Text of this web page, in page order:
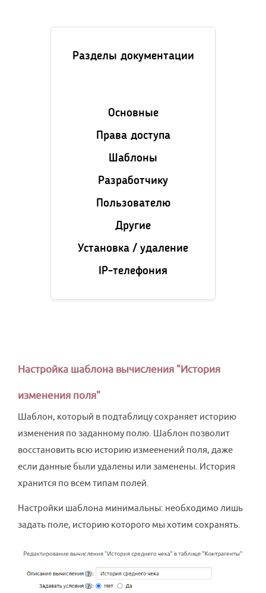
Разделы документации
Основные
Права доступа
Шаблоны
Разработчику
Пользователю
Другие
Установка / удаление
IP-телефония
Настройка шаблона вычисления "История
изменения поля"
Шаблон, который в подтаблицу сохраняет историю
изменения по заданному полю. Шаблон позволит
восстановить всю историю измеенений поля, даже
если данные были удалены или заменены. История
хранится по всем типам полей.
Настройки шаблона минимальны: необходимо лишь
задать поле, историю которого мы хотим сохранять.